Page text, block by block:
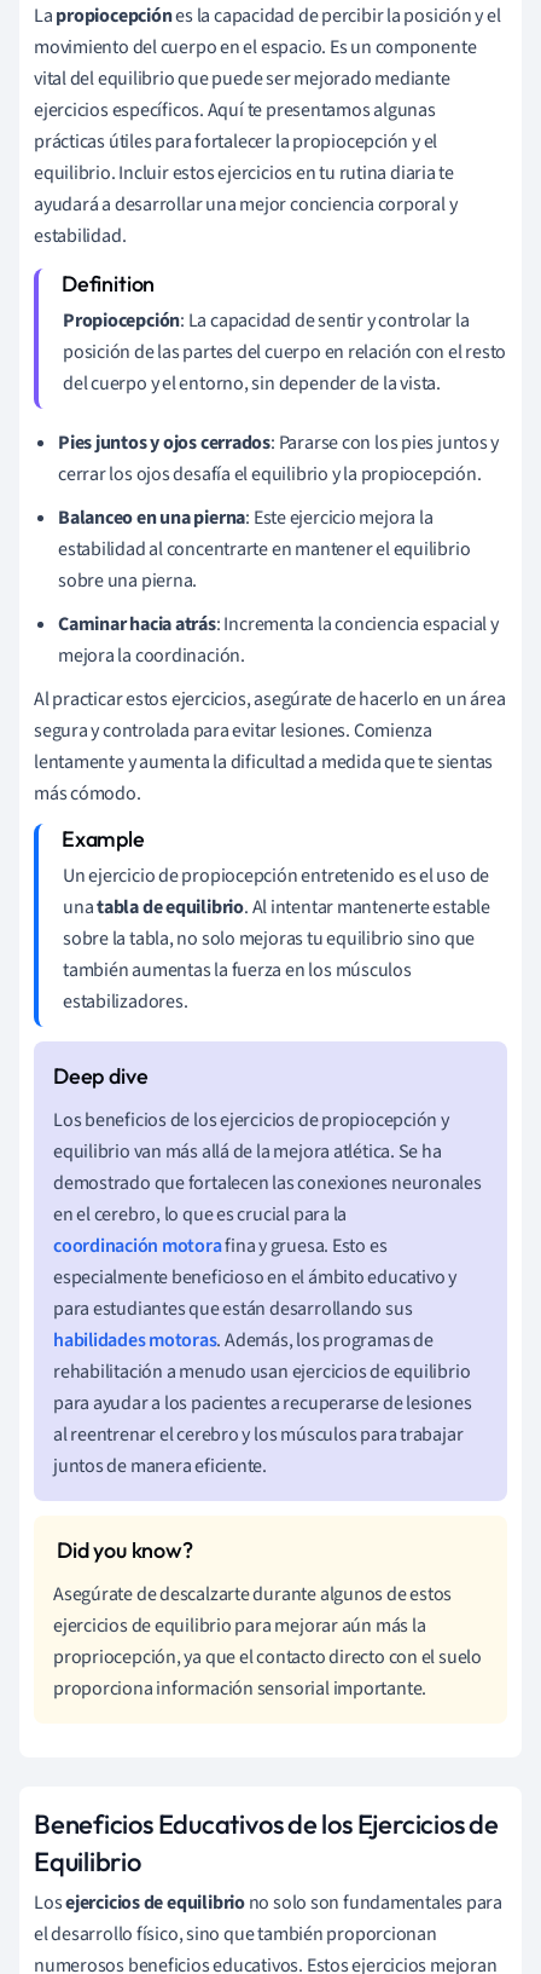
Lapropiocepciónes la capacidad de percibir la posición y el
movimiento del cuerpo en el espacio. Es un componente
vital del equilibrio que puede ser mejorado mediante
ejercicios específicos. Aquí te presentamos algunas
prácticas útiles para fortalecer la propiocepción y el
equilibrio. Incluir estos ejercicios en tu rutina diaria te
ayudará a desarrollar una mejor conciencia corporal y
estabilidad.
Propiocepción: La capacidad de sentir y controlar la
posición de las partes del cuerpo en relación con el resto
del cuerpo y el entorno, sin depender de la vista.
Pies juntos y ojos cerrados: Pararse con los pies juntos y
cerrar los ojos desafía el equilibrio y la propiocepción.
Balanceo en una pierna: Este ejercicio mejora la
estabilidad al concentrarte en mantener el equilibrio
sobre una pierna.
Caminar hacia atrás: Incrementa la conciencia espacial y
mejora la coordinación.
Al practicar estos ejercicios, asegúrate de hacerlo en un área
segura y controlada para evitar lesiones. Comienza
lentamente y aumenta la dificultad a medida que te sientas
más cómodo.
Un ejercicio de propiocepción entretenido es el uso de
unatabla de equilibrio. Al intentar mantenerte estable
sobre la tabla, no solo mejoras tu equilibrio sino que
también aumentas la fuerza en los músculos
estabilizadores.
Los beneficios de los ejercicios de propiocepción y
equilibrio van más allá de la mejora atlética. Se ha
demostrado que fortalecen las conexiones neuronales
en el cerebro, lo que es crucial para la
coordinación motorafina y gruesa. Esto es
especialmente beneficioso en el ámbito educativo y
para estudiantes que están desarrollando sus
habilidades motoras. Además, los programas de
rehabilitación a menudo usan ejercicios de equilibrio
para ayudar a los pacientes a recuperarse de lesiones
al reentrenar el cerebro y los músculos para trabajar
juntos de manera eficiente.
Asegúrate de descalzarte durante algunos de estos
ejercicios de equilibrio para mejorar aún más la
propriocepción, ya que el contacto directo con el suelo
proporciona información sensorial importante.
Beneficios Educativos de los Ejercicios de
Equilibrio
Losejercicios de equilibriono solo son fundamentales para
el desarrollo físico, sino que también proporcionan
numerosos beneficios educativos. Estos ejercicios mejoran